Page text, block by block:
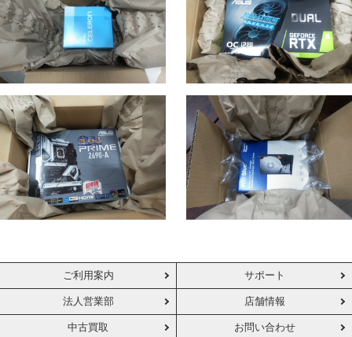
ご利用案内 サポート
法人営業部 店舗情報
中古買取 お問い合わせ